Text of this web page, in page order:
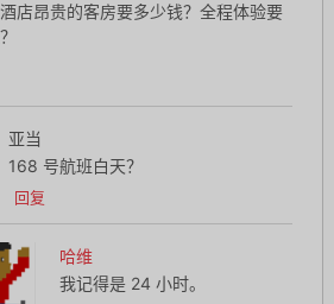
店昂贵的客房要多少钱？全程体验要
亚当
168 号航班白天？
回复
哈维
我记得是 24 小时。